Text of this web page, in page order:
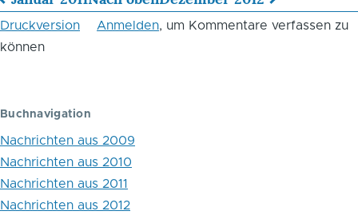
Links
für
Blättern
im
Buch
Nachrichten
Druckversion Anmelden, um Kommentare verfassen zu
können
Buchnavigation
Nachrichten aus 2009
Nachrichten aus 2010
Nachrichten aus 2011
Nachrichten aus 2012